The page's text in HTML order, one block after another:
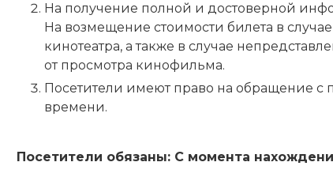
На получение полной и достоверной
На возмещение стоимости билета в
кинотеатра, а также в случае
от просмотра кинофильма.
Посетители имеют право на обращение с
времени.
Посетители обязаны: С момента